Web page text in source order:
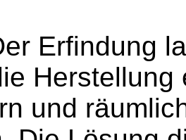
Erfindung
Herstellung
und